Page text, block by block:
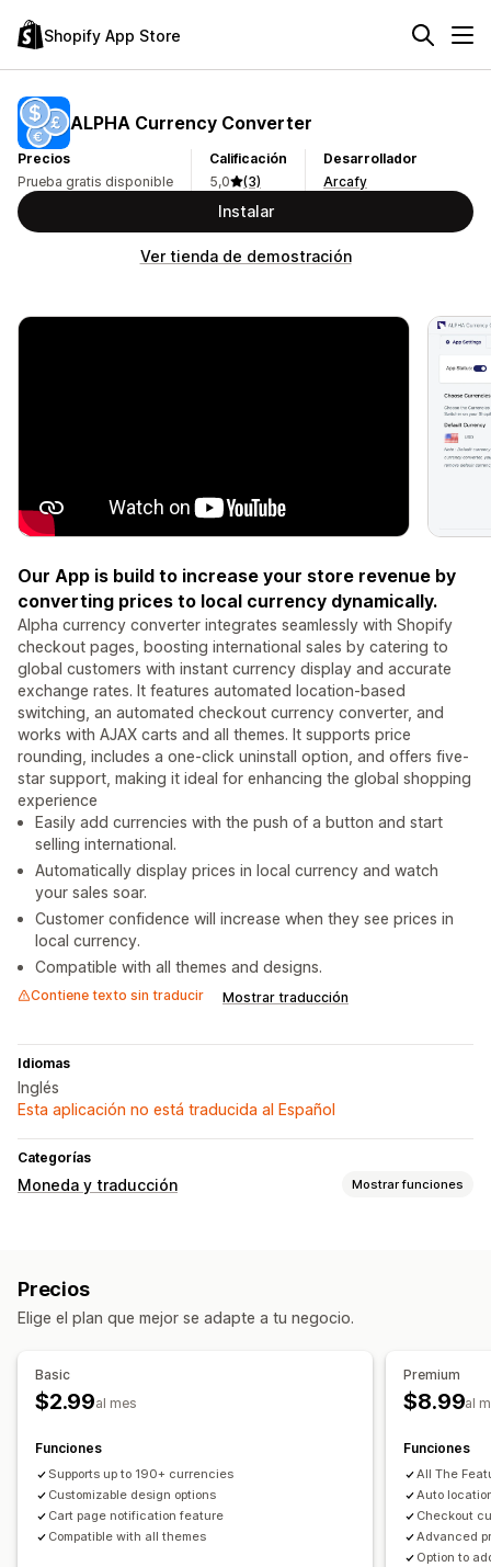
Shopify App Store
ALPHA Currency Converter
Precios
Prueba gratis disponible
Calificación
5,0
(3)
Desarrollador
Arcafy
Instalar
Ver tienda de demostración
Our App is build to increase your store revenue by
converting prices to local currency dynamically.
Alpha currency converter integrates seamlessly with Shopify
checkout pages, boosting international sales by catering to
global customers with instant currency display and accurate
exchange rates. It features automated location-based
switching, an automated checkout currency converter, and
works with AJAX carts and all themes. It supports price
rounding, includes a one-click uninstall option, and offers five-
star support, making it ideal for enhancing the global shopping
experience
Easily add currencies with the push of a button and start
selling international.
Automatically display prices in local currency and watch
your sales soar.
Customer confidence will increase when they see prices in
local currency.
Compatible with all themes and designs.
Contiene texto sin traducir Mostrar traducción
Idiomas
Inglés
Esta aplicación no está traducida al Español
Categorías
Moneda y traducción Mostrar funciones
Múltiples monedas
Visualización de precios
Cambio de idioma
Precios
Elige el plan que mejor se adapte a tu negocio.
Basic
$2.99al mes
Funciones
Supports up to 190+ currencies
Customizable design options
Cart page notification feature
Compatible with all themes
Premium
$8.99al
Funciones
All The
Auto
Checkout
Advanced
Option to